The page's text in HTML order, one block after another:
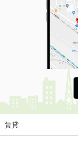
賃貸